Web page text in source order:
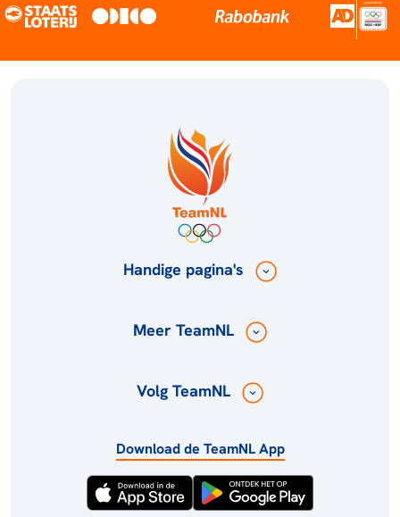
Handige pagina's
Meer TeamNL
Volg TeamNL
Download de TeamNL App